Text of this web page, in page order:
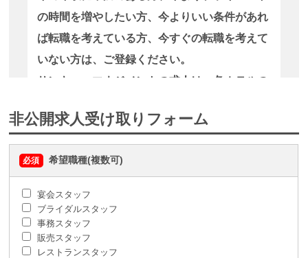
の時間を増やしたい方、今よりいい条件があれ
ば転職を考えている方、今すぐの転職を考えて
いない方は、ご登録ください。
サンキューマネジメントの求人は、各ホテルの
一部あります。そのような非公開に近い求人情
報をご登録された皆様にだけお伝えします。
に定められた例外措置等を除き、あらかじめ本人の同意を
得ることなく、第三者に提供いたしません。
※2）企業様ごとに積極的に採用活動を行っております。
非公開求人受け取りフォーム
必須 希望職種(複数可)
宴会スタッフ
ブライダルスタッフ
事務スタッフ
販売スタッフ
レストランスタッフ